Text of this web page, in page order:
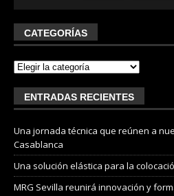
CATEGORÍAS
ENTRADAS RECIENTES
Una jornada técnica que reúnen a
Casablanca
Una solución elástica para la
MRG Sevilla reunirá innovación y